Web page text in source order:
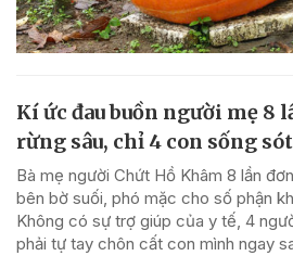
Kí ức đau buồn người mẹ 8
rừng sâu, chỉ 4 con sống sót
Bà mẹ người Chứt Hồ Khâm 8 lần
bên bờ suối, phó mặc cho số phận
Không có sự trợ giúp của y tế, 4
phải tự tay chôn cất con mình ngay